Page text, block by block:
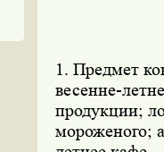
1. Предмет
весенне-
продукции;
мороженого;